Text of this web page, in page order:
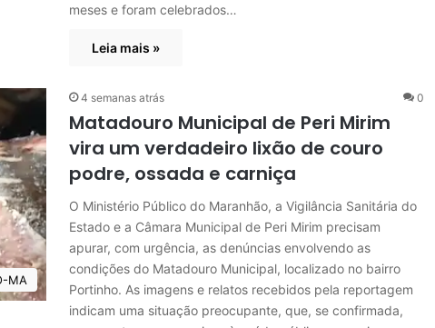
meses e foram celebrados…
Leia mais »
MA
4 semanas atrás 0
Matadouro Municipal de Peri Mirim
vira um verdadeiro lixão de couro
podre, ossada e carniça
O Ministério Público do Maranhão, a Vigilância Sanitária do
Estado e a Câmara Municipal de Peri Mirim precisam
apurar, com urgência, as denúncias envolvendo as
condições do Matadouro Municipal, localizado no bairro
Portinho. As imagens e relatos recebidos pela reportagem
indicam uma situação preocupante, que, se confirmada,